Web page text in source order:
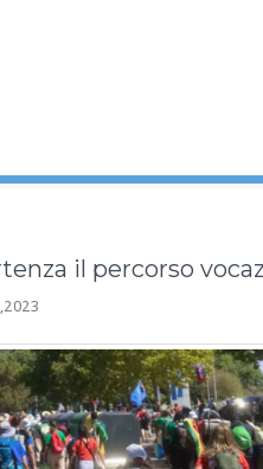
il percorso